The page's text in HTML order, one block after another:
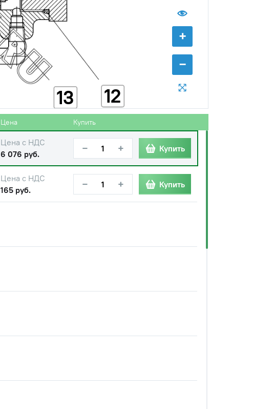
+
−
12
13
Цена Купить
Цена с НДС
6 076 руб.
− + Купить
Цена с НДС
165 руб.
− + Купить